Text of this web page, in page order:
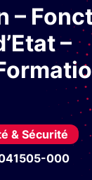
–
–
& Sécurité
000